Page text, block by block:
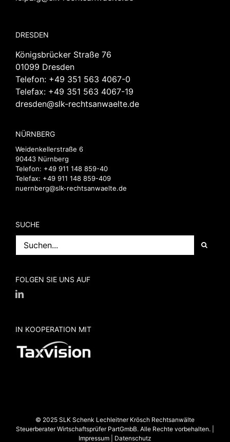
DRESDEN
Königsbrücker Straße 76
01099 Dresden
Telefon: +49 351 563 4067-0
Telefax: +49 351 563 4067-19
dresden@slk-rechtsanwaelte.de
NÜRNBERG
Weidenkellerstraße 6
90443 Nürnberg
Telefon: +49 911 148 859-40
Telefax: +49 911 148 859-409
nuernberg@slk-rechtsanwaelte.de
SUCHE
nach:
FOLGEN SIE UNS AUF
IN KOOPERATION MIT
© 2025 SLK Schenk Lechleitner Krösch Rechtsanwälte
Steuerberater Wirtschaftsprüfer PartGmbB. Alle Rechte vorbehalten. |
Impressum
Datenschutz